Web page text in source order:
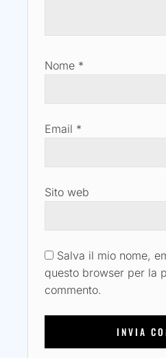
Nome *
Email *
Sito web
Salva il mio nome,
questo browser per la
commento.